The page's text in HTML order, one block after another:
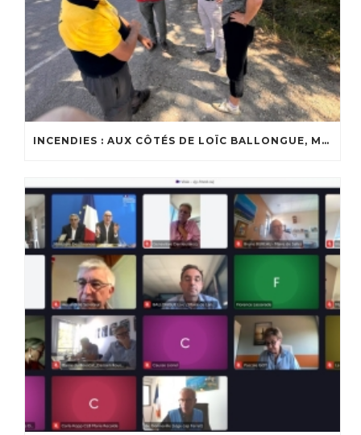
INCENDIES : AUX CÔTÉS DE LOÏC BALLONGUE, MAIRE DE LANTON